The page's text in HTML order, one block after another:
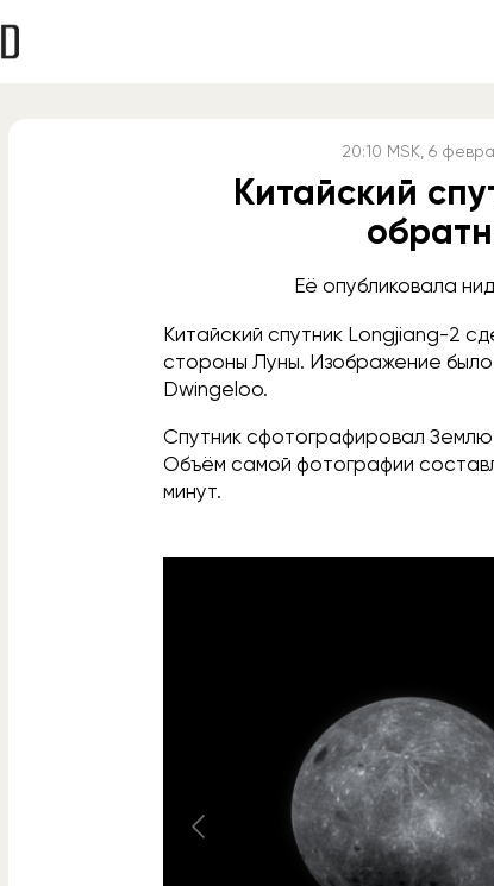
20:10 MSK , 6
Китайский
Её опубликовала
Китайский спутник Longjiang-2
стороны Луны. Изображение
Dwingeloo.
Спутник сфотографировал
Объём самой фотографии
минут.